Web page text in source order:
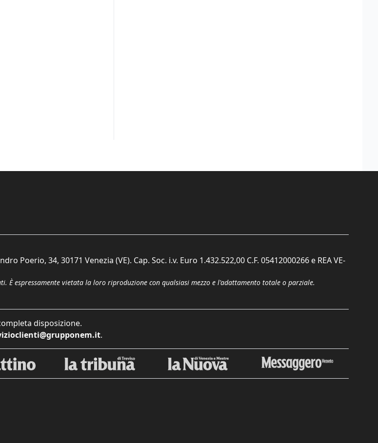
Poerio, 34, 30171 Venezia (VE). Cap. Soc. i.v. Euro 1.432.522,00 C.F. 05412000266 e REA VE-
È espressamente vietata la loro riproduzione con qualsiasi mezzo e l'adattamento totale o parziale.
disposizione.
.